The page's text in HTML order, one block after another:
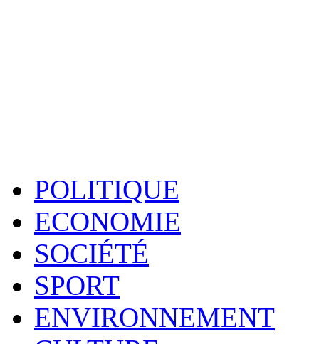
POLITIQUE
ECONOMIE
SOCIÉTÉ
SPORT
ENVIRONNEMENT